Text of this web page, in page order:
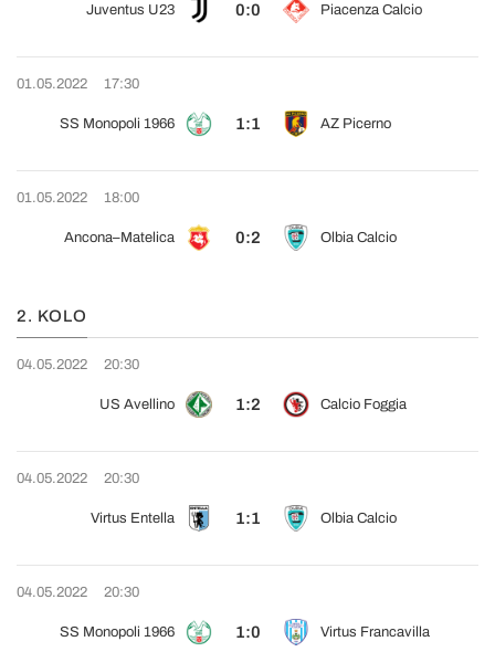
Juventus U23 0:0 Piacenza Calcio
01.05.2022 17:30
SS Monopoli 1966 1:1 AZ Picerno
01.05.2022 18:00
Ancona–Matelica 0:2 Olbia Calcio
2. KOLO
04.05.2022 20:30
US Avellino 1:2 Calcio Foggia
04.05.2022 20:30
Virtus Entella 1:1 Olbia Calcio
04.05.2022 20:30
SS Monopoli 1966 1:0 Virtus Francavilla